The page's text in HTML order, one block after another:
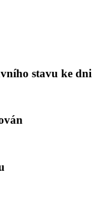
stavu ke dni